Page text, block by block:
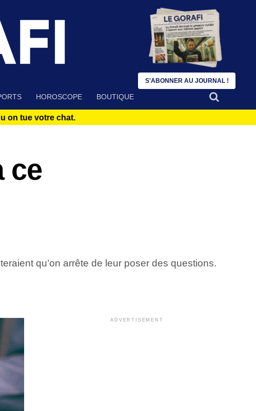
HOROSCOPE BOUTIQUE
on tue votre chat.
ce
qu’on arrête de leur poser des questions.
ADVERTISEMENT
S'ABONNER AU JOURNAL !